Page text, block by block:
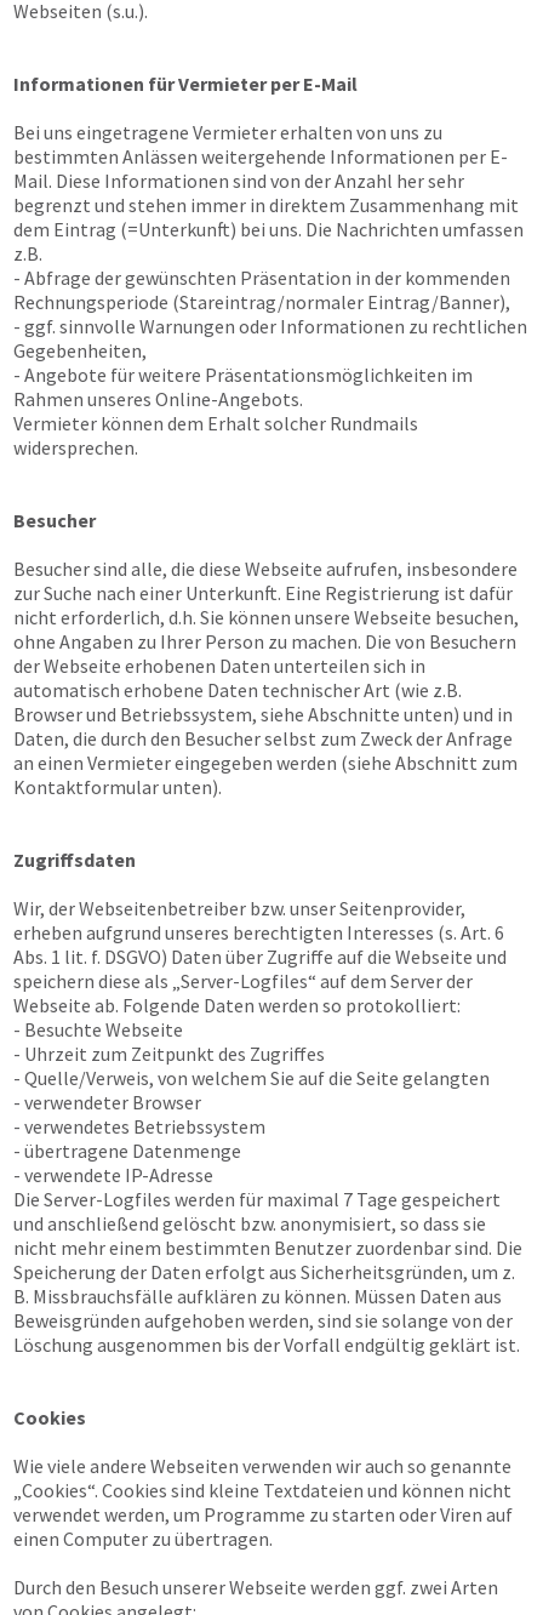
Webseiten (s.u.).
Informationen für Vermieter per E-Mail
Bei uns eingetragene Vermieter erhalten von uns zu
bestimmten Anlässen weitergehende Informationen per E-
Mail. Diese Informationen sind von der Anzahl her sehr
begrenzt und stehen immer in direktem Zusammenhang mit
dem Eintrag (=Unterkunft) bei uns. Die Nachrichten umfassen
z.B.
- Abfrage der gewünschten Präsentation in der kommenden
Rechnungsperiode (Stareintrag/normaler Eintrag/Banner),
- ggf. sinnvolle Warnungen oder Informationen zu rechtlichen
Gegebenheiten,
- Angebote für weitere Präsentationsmöglichkeiten im
Rahmen unseres Online-Angebots.
Vermieter können dem Erhalt solcher Rundmails
widersprechen.
Besucher
Besucher sind alle, die diese Webseite aufrufen, insbesondere
zur Suche nach einer Unterkunft. Eine Registrierung ist dafür
nicht erforderlich, d.h. Sie können unsere Webseite besuchen,
ohne Angaben zu Ihrer Person zu machen. Die von Besuchern
der Webseite erhobenen Daten unterteilen sich in
automatisch erhobene Daten technischer Art (wie z.B.
Browser und Betriebssystem, siehe Abschnitte unten) und in
Daten, die durch den Besucher selbst zum Zweck der Anfrage
an einen Vermieter eingegeben werden (siehe Abschnitt zum
Kontaktformular unten).
Zugriffsdaten
Wir, der Webseitenbetreiber bzw. unser Seitenprovider,
erheben aufgrund unseres berechtigten Interesses (s. Art. 6
Abs. 1 lit. f. DSGVO) Daten über Zugriffe auf die Webseite und
speichern diese als „Server-Logfiles“ auf dem Server der
Webseite ab. Folgende Daten werden so protokolliert:
- Besuchte Webseite
- Uhrzeit zum Zeitpunkt des Zugriffes
- Quelle/Verweis, von welchem Sie auf die Seite gelangten
- verwendeter Browser
- verwendetes Betriebssystem
- übertragene Datenmenge
- verwendete IP-Adresse
Die Server-Logfiles werden für maximal 7 Tage gespeichert
und anschließend gelöscht bzw. anonymisiert, so dass sie
nicht mehr einem bestimmten Benutzer zuordenbar sind. Die
Speicherung der Daten erfolgt aus Sicherheitsgründen, um z.
B. Missbrauchsfälle aufklären zu können. Müssen Daten aus
Beweisgründen aufgehoben werden, sind sie solange von der
Löschung ausgenommen bis der Vorfall endgültig geklärt ist.
Cookies
Wie viele andere Webseiten verwenden wir auch so genannte
„Cookies“. Cookies sind kleine Textdateien und können nicht
verwendet werden, um Programme zu starten oder Viren auf
einen Computer zu übertragen.
Durch den Besuch unserer Webseite werden ggf. zwei Arten